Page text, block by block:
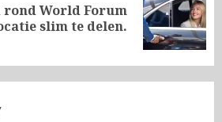
World Forum
slim te delen.